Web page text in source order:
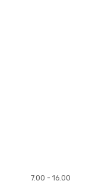
7.00 - 16.00